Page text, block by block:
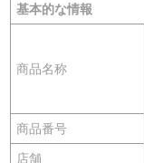
基本的な情報
商品名称
商品番号
店舗